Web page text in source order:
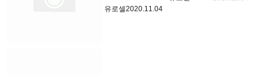
유로셀2020.11.04